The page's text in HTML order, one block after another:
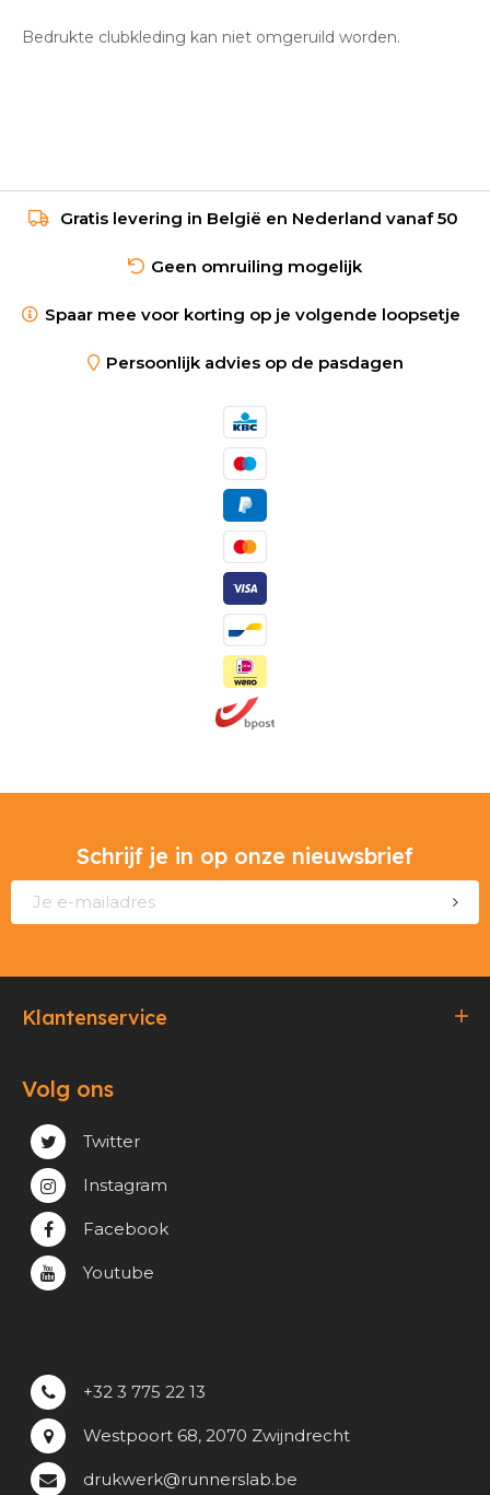
Bedrukte clubkleding kan niet omgeruild worden.
Gratis levering in België en Nederland vanaf 50
Geen omruiling mogelijk
Spaar mee voor korting op je volgende loopsetje
Persoonlijk advies op de pasdagen
Schrijf je in op onze nieuwsbrief
Klantenservice
Verzending & Afhaling
Privacy & cookie beleid
Volg ons
Twitter
Instagram
Facebook
Youtube
+32 3 775 22 13
Westpoort 68, 2070 Zwijndrecht
drukwerk@runnerslab.be